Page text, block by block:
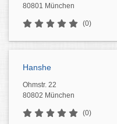
80801 München
(0)
Hanshe
Ohmstr. 22
80802 München
(0)